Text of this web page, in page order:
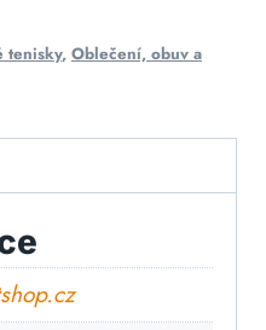
tenisky, Oblečení, obuv a